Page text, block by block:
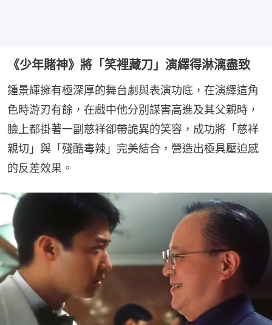
《少年賭神》將「笑裡藏刀」演繹得淋漓盡致
鍾景輝擁有極深厚的舞台劇與表演功底，在演繹這角
色時游刃有餘，在戲中他分別謀害高進及其父親時，
臉上都掛著一副慈祥卻帶詭異的笑容，成功將「慈祥
親切」與「殘酷毒辣」完美結合，營造出極具壓迫感
的反差效果。